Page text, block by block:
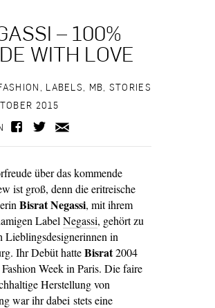
– 100%
WITH LOVE
, LABELS, MB, STORIES
2015
über das kommende
ist groß, denn die eritreische
Bisrat Negassi, mit ihrem
Label Negassi, gehört zu
Lieblingsdesignerinnen in
Ihr Debüt hatteBisrat2004
Week in Paris. Die faire
Herstellung von
war ihr dabei stets eine